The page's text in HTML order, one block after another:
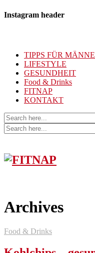
Instagram header
TIPPS FÜR
LIFESTYLE
GESUNDHEIT
Food & Drinks
FITNAP
KONTAKT
Archives
Food & Drinks